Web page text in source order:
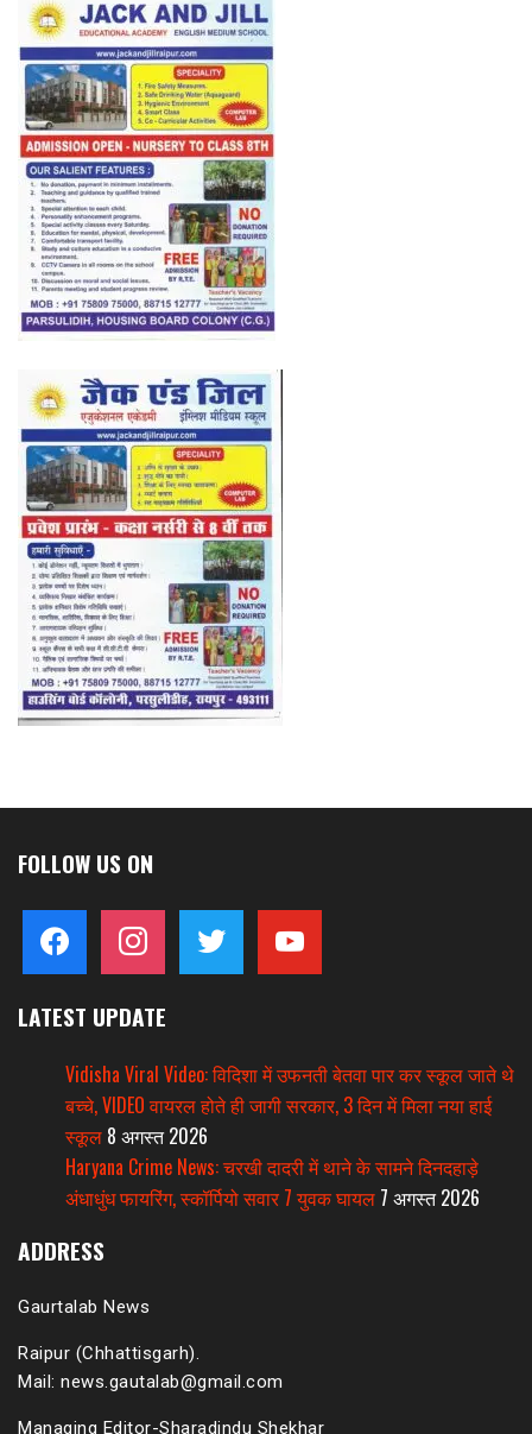
FOLLOW US ON
facebook instagram twitter youtube
LATEST UPDATE
Vidisha Viral Video: विदिशा में उफनती बेतवा पार कर स्कूल जाते थे
बच्चे, VIDEO वायरल होते ही जागी सरकार, 3 दिन में मिला नया हाई
स्कूल 8 अगस्त 2026
Haryana Crime News: चरखी दादरी में थाने के सामने दिनदहाड़े
अंधाधुंध फायरिंग, स्कॉर्पियो सवार 7 युवक घायल 7 अगस्त 2026
ADDRESS
Gaurtalab News
Raipur (Chhattisgarh).
Mail: news.gautalab@gmail.com
Managing Editor-Sharadindu Shekhar